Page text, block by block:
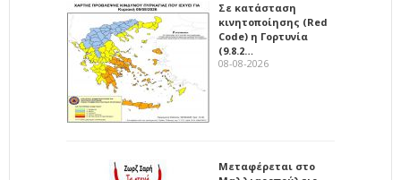
Σε κατάσταση
κινητοποίησης (Red
Code) η Γορτυνία
(9.8.2…
08-08-2026
Μεταφέρεται στο